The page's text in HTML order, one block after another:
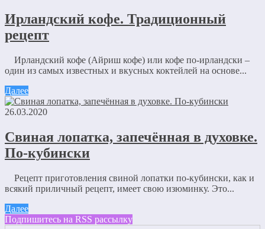
Ирландский кофе. Традиционный
рецепт
Ирландский кофе (Айриш кофе) или кофе по-ирландски –
один из самых известных и вкусных коктейлей на основе...
Далее
26.03.2020
Свиная лопатка, запечённая в духовке.
По-кубински
Рецепт приготовления свиной лопатки по-кубински, как и
всякий приличный рецепт, имеет свою изюминку. Это...
Далее
Подпишитесь на RSS рассылку